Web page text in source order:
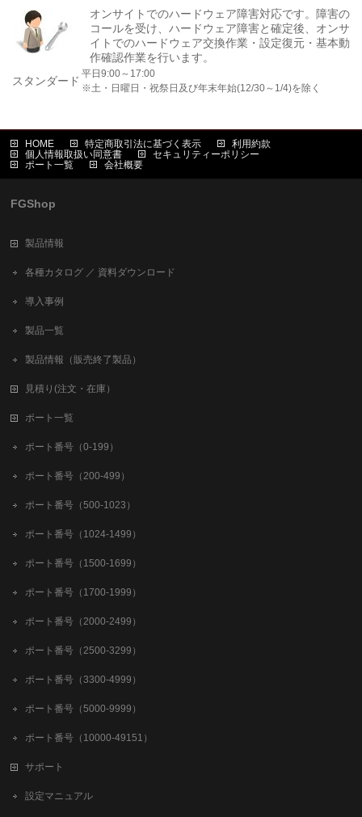
オンサイトでのハードウェア障害対応です。障害の
コールを受け、ハードウェア障害と確定後、オンサ
イトでのハードウェア交換作業・設定復元・基本動
作確認作業を行います。
スタンダード
平日9:00～17:00
※土・日曜日・祝祭日及び年末年始(12/30～1/4)を除く
HOME 特定商取引法に基づく表示
利用約款
個人情報取扱い同意書
セキュリティーポリシー
ポート一覧
会社概要
FGShop
製品情報
各種カタログ ／ 資料ダウンロード
導入事例
製品一覧
製品情報（販売終了製品）
見積り(注文・在庫）
ポート一覧
ポート番号（0-199）
ポート番号（200-499）
ポート番号（500-1023）
ポート番号（1024-1499）
ポート番号（1500-1699）
ポート番号（1700-1999）
ポート番号（2000-2499）
ポート番号（2500-3299）
ポート番号（3300-4999）
ポート番号（5000-9999）
ポート番号（10000-49151）
サポート
設定マニュアル